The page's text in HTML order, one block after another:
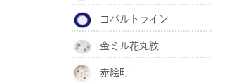
コバルトライン
金ミル花丸紋
赤絵町